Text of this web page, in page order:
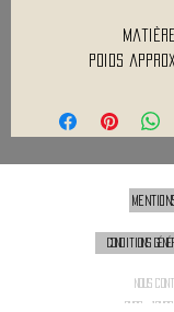
Poids
Conditions
Nous
9h00 -